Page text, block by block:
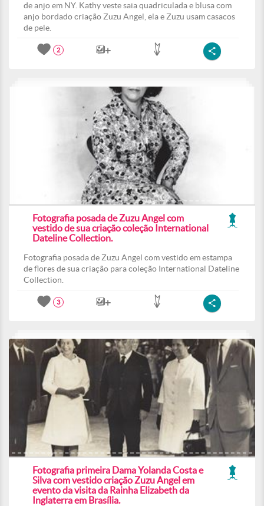
de anjo em NY. Kathy veste saia quadriculada e blusa com
anjo bordado criação Zuzu Angel, ela e Zuzu usam casacos
de pele.
2
Fotografia posada de Zuzu Angel com
vestido de sua criação coleção International
Dateline Collection.
Fotografia posada de Zuzu Angel com vestido em estampa
de flores de sua criação para coleção International Dateline
Collection.
3
Fotografia primeira Dama Yolanda Costa e
Silva com vestido criação Zuzu Angel em
evento da visita da Rainha Elizabeth da
Inglaterra em Brasília.